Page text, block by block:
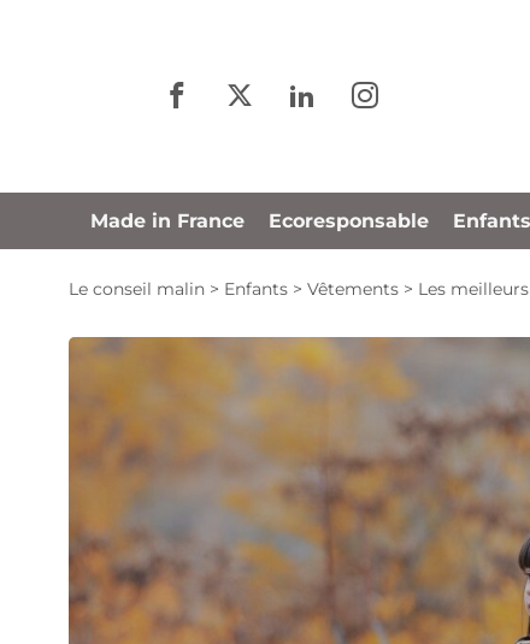
Made in France Ecoresponsable Enfants
Le conseil malin > Enfants > Vêtements > Les